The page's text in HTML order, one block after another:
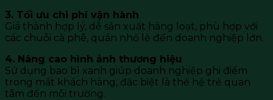
3. Tối ưu chi phí vận hành
Giá thành hợp lý, dễ sản xuất hàng loạt, phù hợp với
các chuỗi cà phê, quán nhỏ lẻ đến doanh nghiệp lớn.
4. Nâng cao hình ảnh thương hiệu
Sử dụng bao bì xanh giúp doanh nghiệp ghi điểm
trong mắt khách hàng, đặc biệt là thế hệ trẻ quan
tâm đến môi trường.